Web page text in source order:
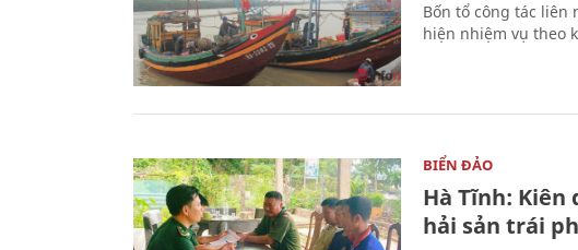
Bốn tổ công tác liên
hiện nhiệm vụ theo
BIỂN ĐẢO
Hà Tĩnh:
hải sản trái